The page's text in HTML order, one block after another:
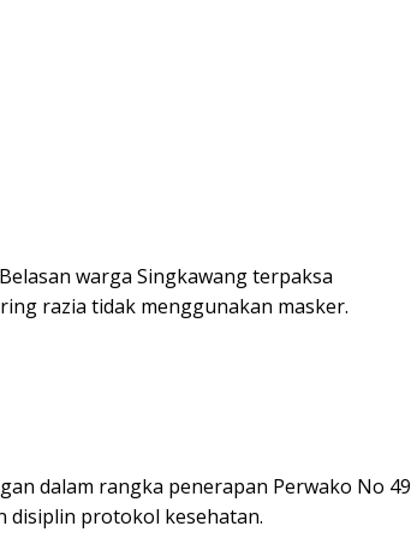
Belasan warga Singkawang terpaksa
razia tidak menggunakan masker.
dalam rangka penerapan Perwako No 49
disiplin protokol kesehatan.